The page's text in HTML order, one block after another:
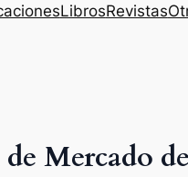
LibrosRevistas
Mercado